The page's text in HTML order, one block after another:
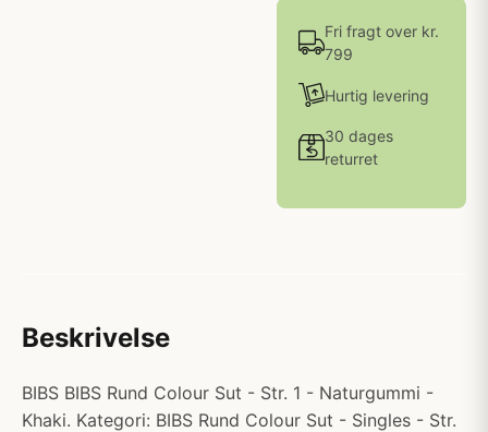
Fri fragt over kr.
799
Hurtig levering
30 dages
returret
Beskrivelse
BIBS BIBS Rund Colour Sut - Str. 1 - Naturgummi -
Khaki. Kategori: BIBS Rund Colour Sut - Singles - Str.